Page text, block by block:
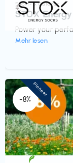
Sport- & Outdoor
STOX
Power your
Mehr lesen
€‎
-8%
Pioneer